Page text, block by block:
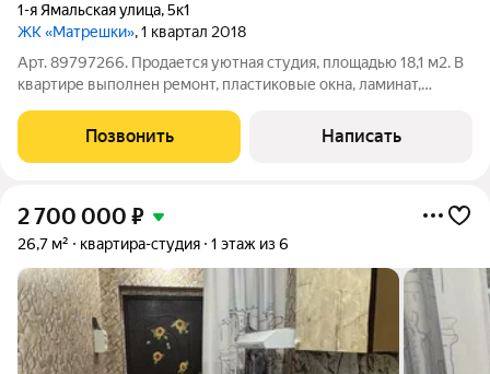
1-я Ямальская улица,5к1
ЖК «Матрешки», 1 квартал 2018
Арт. 89797266. Продается уютная студия, площадью 18,1 м2. В
квартире выполнен ремонт, пластиковые окна, ламинат,
гарнитур.Закрытая территория, шлагбаум, видеонаблюдение,
между корпусами детские
Позвонить Написать
2 700 000 ₽
26,7 м² квартира-студия 1 этаж из 6